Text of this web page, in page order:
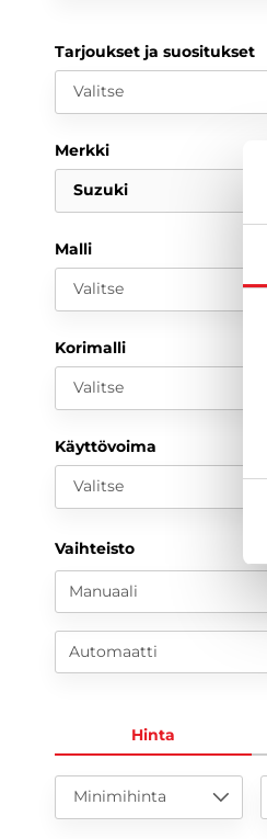
Tarjoukset ja suositukset
Valitse
Merkki
Suzuki
Malli
Valitse
Korimalli
Valitse
Käyttövoima
Valitse
Vaihteisto
Manuaali
Automaatti
Hinta
Minimihinta